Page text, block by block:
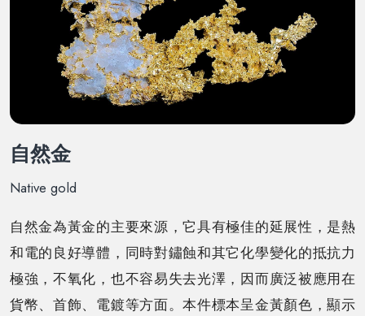
自然金
Native gold
自然金為黃金的主要來源，它具有極佳的延展性，是熱
和電的良好導體，同時對鏽蝕和其它化學變化的抵抗力
極強，不氧化，也不容易失去光澤，因而廣泛被應用在
貨幣、首飾、電鍍等方面。本件標本呈金黃顏色，顯示